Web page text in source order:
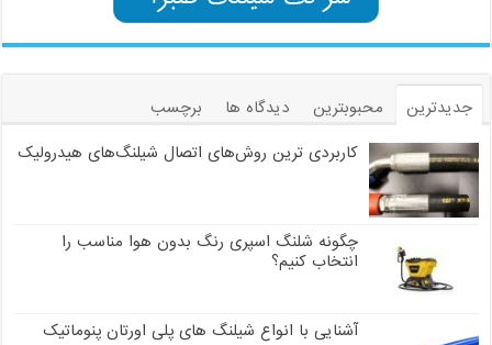
جدیدترین محبوبترین دیدگاه ها
برچسب
کاربردی ترین روش‌های اتصال شیلنگ‌های هیدرولیک
چگونه شلنگ اسپری رنگ بدون هوا مناسب را
انتخاب کنیم؟
آشنایی با انواع شیلنگ های پلی اورتان پنوماتیک